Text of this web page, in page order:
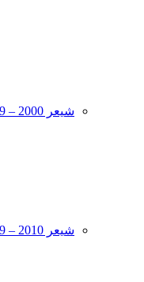
شیعر 2000 – 2009
شیعر 2010 – 2019